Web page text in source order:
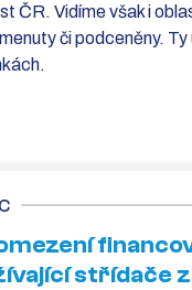
ČR. Vidíme však i
či podceněny. Ty
střídače